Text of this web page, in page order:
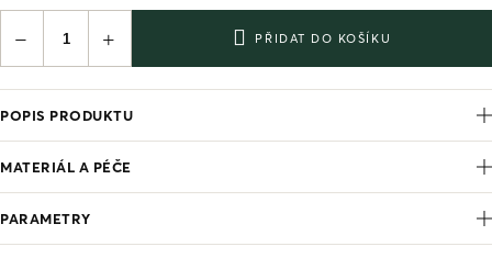
+
− PŘIDAT DO KOŠÍKU
POPIS PRODUKTU
MATERIÁL A PÉČE
PARAMETRY